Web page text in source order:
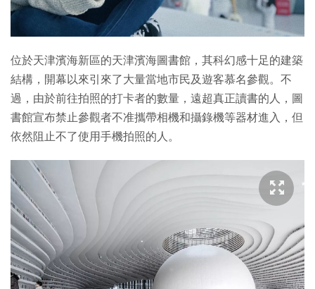
位於天津濱海新區的天津濱海圖書館，其科幻感十足的建築
結構，開幕以來引來了大量當地市民及遊客慕名參觀。不
過，由於前往拍照的打卡者的數量，遠超真正讀書的人，圖
書館宣布禁止參觀者不准攜帶相機和攝錄機等器材進入，但
依然阻止不了使用手機拍照的人。